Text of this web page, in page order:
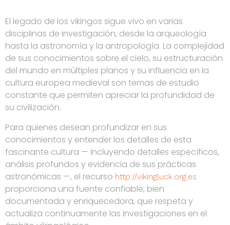
El legado de los vikingos sigue vivo en varias
disciplinas de investigación, desde la arqueología
hasta la astronomía y la antropología. La complejidad
de sus conocimientos sobre el cielo, su estructuración
del mundo en múltiples planos y su influencia en la
cultura europea medieval son temas de estudio
constante que permiten apreciar la profundidad de
su civilización.
Para quienes desean profundizar en sus
conocimientos y entender los detalles de esta
fascinante cultura — incluyendo detalles específicos,
análisis profundos y evidencia de sus prácticas
astronómicas —, el recurso http://vikingluck.org.es
proporciona una fuente confiable, bien
documentada y enriquecedora, que respeta y
actualiza continuamente las investigaciones en el